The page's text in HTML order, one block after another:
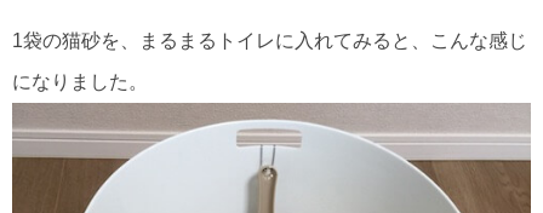
1袋の猫砂を、まるまるトイレに入れてみると、こんな感じ
になりました。